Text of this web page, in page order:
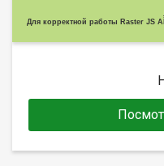
Для корректной работы Raster JS